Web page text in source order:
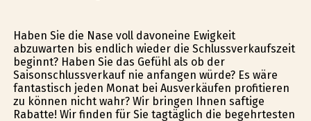
Haben Sie die Nase voll davoneine Ewigkeit
abzuwarten bis endlich wieder die Schlussverkaufszeit
beginnt? Haben Sie das Gefühl als ob der
Saisonschlussverkauf nie anfangen würde? Es wäre
fantastisch jeden Monat bei Ausverkäufen profitieren
zu können nicht wahr? Wir bringen Ihnen saftige
Rabatte! Wir finden für Sie tagtäglich die begehrtesten